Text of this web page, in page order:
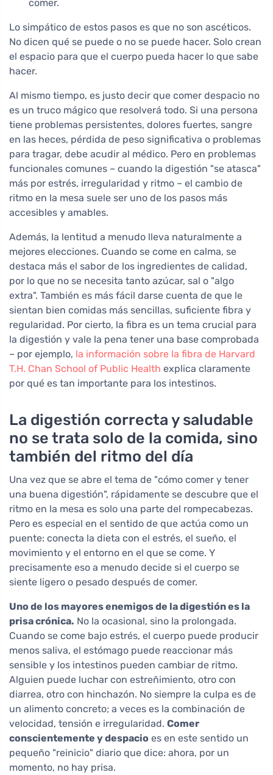
comer.
Lo simpático de estos pasos es que no son ascéticos.
No dicen qué se puede o no se puede hacer. Solo crean
el espacio para que el cuerpo pueda hacer lo que sabe
hacer.
Al mismo tiempo, es justo decir que comer despacio no
es un truco mágico que resolverá todo. Si una persona
tiene problemas persistentes, dolores fuertes, sangre
en las heces, pérdida de peso significativa o problemas
para tragar, debe acudir al médico. Pero en problemas
funcionales comunes – cuando la digestión "se atasca"
más por estrés, irregularidad y ritmo – el cambio de
ritmo en la mesa suele ser uno de los pasos más
accesibles y amables.
Además, la lentitud a menudo lleva naturalmente a
mejores elecciones. Cuando se come en calma, se
destaca más el sabor de los ingredientes de calidad,
por lo que no se necesita tanto azúcar, sal o "algo
extra". También es más fácil darse cuenta de que le
sientan bien comidas más sencillas, suficiente fibra y
regularidad. Por cierto, la fibra es un tema crucial para
la digestión y vale la pena tener una base comprobada
– por ejemplo, la información sobre la fibra de Harvard
T.H. Chan School of Public Health explica claramente
por qué es tan importante para los intestinos.
La digestión correcta y saludable
no se trata solo de la comida, sino
también del ritmo del día
Una vez que se abre el tema de "cómo comer y tener
una buena digestión", rápidamente se descubre que el
ritmo en la mesa es solo una parte del rompecabezas.
Pero es especial en el sentido de que actúa como un
puente: conecta la dieta con el estrés, el sueño, el
movimiento y el entorno en el que se come. Y
precisamente eso a menudo decide si el cuerpo se
siente ligero o pesado después de comer.
Uno de los mayores enemigos de la digestión es la
prisa crónica. No la ocasional, sino la prolongada.
Cuando se come bajo estrés, el cuerpo puede producir
menos saliva, el estómago puede reaccionar más
sensible y los intestinos pueden cambiar de ritmo.
Alguien puede luchar con estreñimiento, otro con
diarrea, otro con hinchazón. No siempre la culpa es de
un alimento concreto; a veces es la combinación de
velocidad, tensión e irregularidad. Comer
conscientemente y despacio es en este sentido un
pequeño "reinicio" diario que dice: ahora, por un
momento, no hay prisa.